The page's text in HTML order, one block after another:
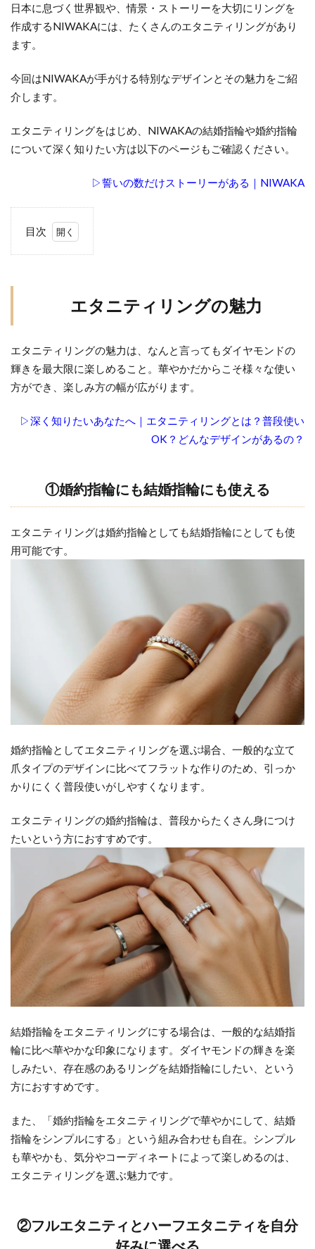
日本に息づく世界観や、情景・ストーリーを大切にリングを
作成するNIWAKAには、たくさんのエタニティリングがあり
ます。
今回はNIWAKAが手がける特別なデザインとその魅力をご紹
介します。
エタニティリングをはじめ、NIWAKAの結婚指輪や婚約指輪
について深く知りたい方は以下のページもご確認ください。
▷誓いの数だけストーリーがある｜NIWAKA
目次
リ
ン
グ
魅
力
約指
輪に
婚指
輪に
とハ
ーフ
ニテ
ィを
好み
べる
のエタニ
ティリン
グのデザ
NIWAKA
のエタニ
グ-華や
かタイ
2.1.1
2.1.2
ことほ
ぎ
のエタニ
エタニティリングの魅力
エタニティリングの魅力は、なんと言ってもダイヤモンドの
輝きを最大限に楽しめること。華やかだからこそ様々な使い
方ができ、楽しみ方の幅が広がります。
▷深く知りたいあなたへ｜エタニティリングとは？普段使い
OK？どんなデザインがあるの？
①婚約指輪にも結婚指輪にも使える
エタニティリングは婚約指輪としても結婚指輪にとしても使
用可能です。
婚約指輪としてエタニティリングを選ぶ場合、一般的な立て
爪タイプのデザインに比べてフラットな作りのため、引っか
かりにくく普段使いがしやすくなります。
エタニティリングの婚約指輪は、普段からたくさん身につけ
たいという方におすすめです。
結婚指輪をエタニティリングにする場合は、一般的な結婚指
輪に比べ華やかな印象になります。ダイヤモンドの輝きを楽
しみたい、存在感のあるリングを結婚指輪にしたい、という
方におすすめです。
また、「婚約指輪をエタニティリングで華やかにして、結婚
指輪をシンプルにする」という組み合わせも自在。シンプル
も華やかも、気分やコーディネートによって楽しめるのは、
エタニティリングを選ぶ魅力です。
②フルエタニティとハーフエタニティを自分
好みに選べる